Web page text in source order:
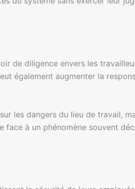
de diligence envers les
également augmenter la
les dangers du lieu de travail,
à un phénomène souvent